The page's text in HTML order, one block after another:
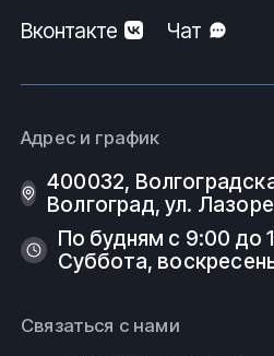
Вконтакте
Чат
Адрес и график
400032,
Волгоград, ул.
По будням с 9:00 до
Суббота,
Связаться с нами